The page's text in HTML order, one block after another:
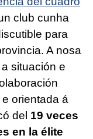
club cunha
para
A nosa
situación e
orientada á
del 19 veces
en la élite